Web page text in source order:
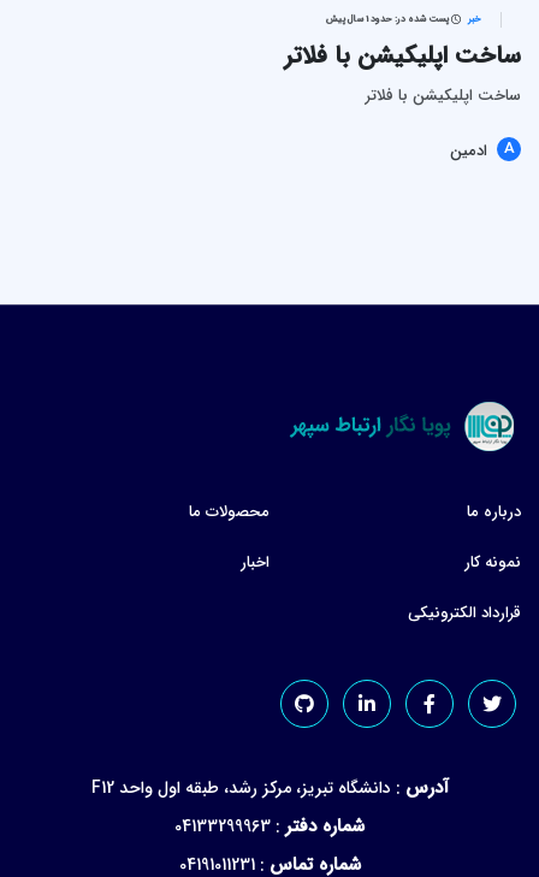
خبر پست شده در: حدود 1 سال پیش
ساخت اپلیکیشن با فلاتر
ساخت اپلیکیشن با فلاتر
A ادمین
درباره ما
محصولات ما
نمونه کار
اخبار
قرارداد الکترونیکی
آدرس : دانشگاه تبریز، مرکز رشد، طبقه اول واحد F12
شماره دفتر:
04133299963
شماره تماس :
04191011231